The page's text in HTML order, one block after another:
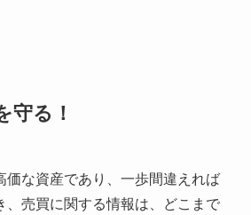
守る！
価な資産であり、一歩間違えれば
売買に関する情報は、どこまで